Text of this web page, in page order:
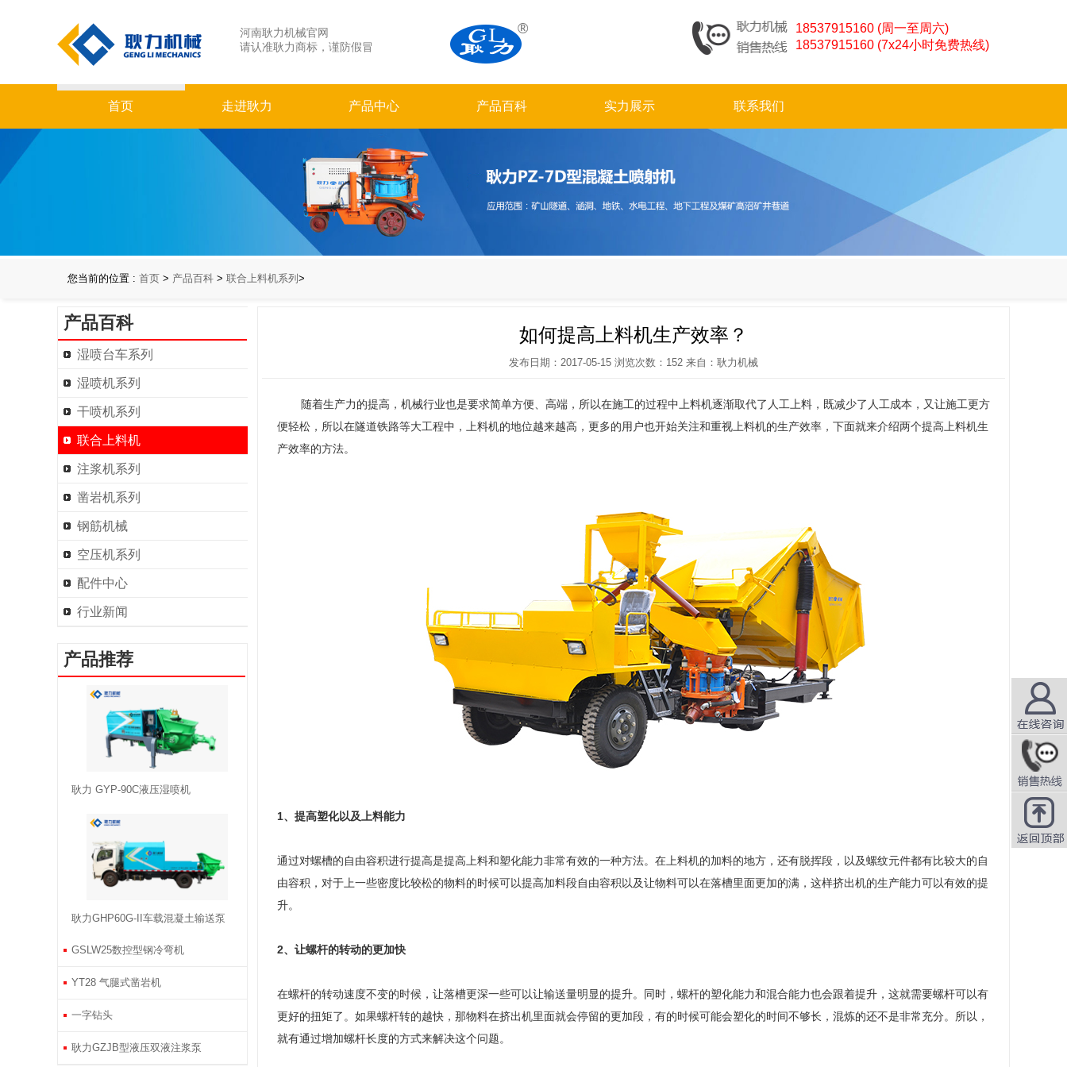
河南耿力机械官网
请认准耿力商标，谨防假冒
18537915160 (周一至周六)
18537915160 (7x24小时免费热线)
首页 走进耿力 产品中心 产品百科 实力展示 联系我们
您当前的位置 :首页 > 产品百科 >联合上料机系列>
产品百科
湿喷台车系列
湿喷机系列
干喷机系列
联合上料机
注浆机系列
凿岩机系列
钢筋机械
空压机系列
配件中心
行业新闻
产品推荐
耿力 GYP-90C液压湿喷机
耿力GHP60G-II车载混凝土输送泵
GSLW25数控型钢冷弯机
YT28 气腿式凿岩机
一字钻头
耿力GZJB型液压双液注浆泵
如何提高上料机生产效率？
发布日期：2017-05-15 浏览次数：152 来自：耿力机械
随着生产力的提高，机械行业也是要求简单方便、高端，所以在施工的过程中上料机逐渐取代了人工上料，既减少了人工成本，又让施工更方
便轻松，所以在隧道铁路等大工程中，上料机的地位越来越高，更多的用户也开始关注和重视上料机的生产效率，下面就来介绍两个提高上料机生
产效率的方法。
1、提高塑化以及上料能力
通过对螺槽的自由容积进行提高是提高上料和塑化能力非常有效的一种方法。在上料机的加料的地方，还有脱挥段，以及螺纹元件都有比较大的自
由容积，对于上一些密度比较松的物料的时候可以提高加料段自由容积以及让物料可以在落槽里面更加的满，这样挤出机的生产能力可以有效的提
升。
2、让螺杆的转动的更加快
在螺杆的转动速度不变的时候，让落槽更深一些可以让输送量明显的提升。同时，螺杆的塑化能力和混合能力也会跟着提升，这就需要螺杆可以有
更好的扭矩了。如果螺杆转的越快，那物料在挤出机里面就会停留的更加段，有的时候可能会塑化的时间不够长，混炼的还不是非常充分。所以，
就有通过增加螺杆长度的方式来解决这个问题。
在线咨询
QQ咨询